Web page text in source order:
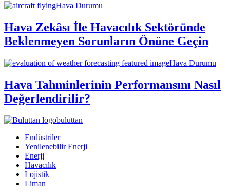
Hava Durumu
Hava Zekâsı İle Havacılık Sektöründe
Beklenmeyen Sorunların Önüne Geçin
Hava Durumu
Hava Tahminlerinin Performansını Nasıl
Değerlendirilir?
buluttan
Endüstriler
Yenilenebilir Enerji
Enerji
Havacılık
Lojistik
Liman